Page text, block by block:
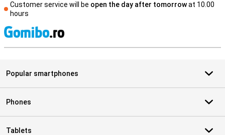
Customer service will be open the day after tomorrowat 10.00
hours
Popular smartphones
Phones
Tablets